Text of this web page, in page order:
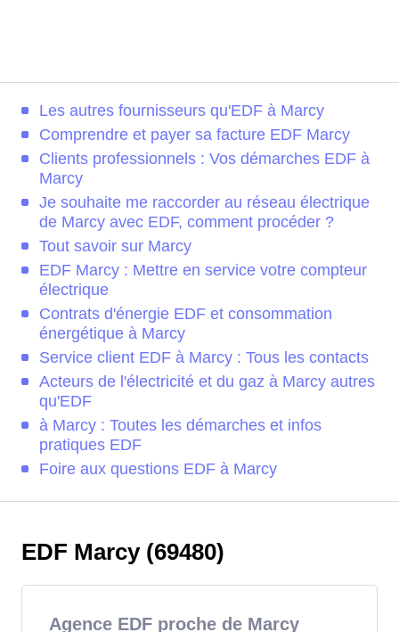
Les autres fournisseurs qu'EDF à Marcy
Comprendre et payer sa facture EDF Marcy
Clients professionnels : Vos démarches EDF à
Marcy
Je souhaite me raccorder au réseau électrique
de Marcy avec EDF, comment procéder ?
Tout savoir sur Marcy
EDF Marcy : Mettre en service votre compteur
électrique
Contrats d'énergie EDF et consommation
énergétique à Marcy
Service client EDF à Marcy : Tous les contacts
Acteurs de l'électricité et du gaz à Marcy autres
qu'EDF
à Marcy : Toutes les démarches et infos
pratiques EDF
Foire aux questions EDF à Marcy
EDF Marcy (69480)
Agence EDF proche de Marcy